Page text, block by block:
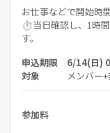
お仕事などで開始時
⏱当日確認し、1時
す。
申込期限 6/14(日)
対象 メンバー
参加料